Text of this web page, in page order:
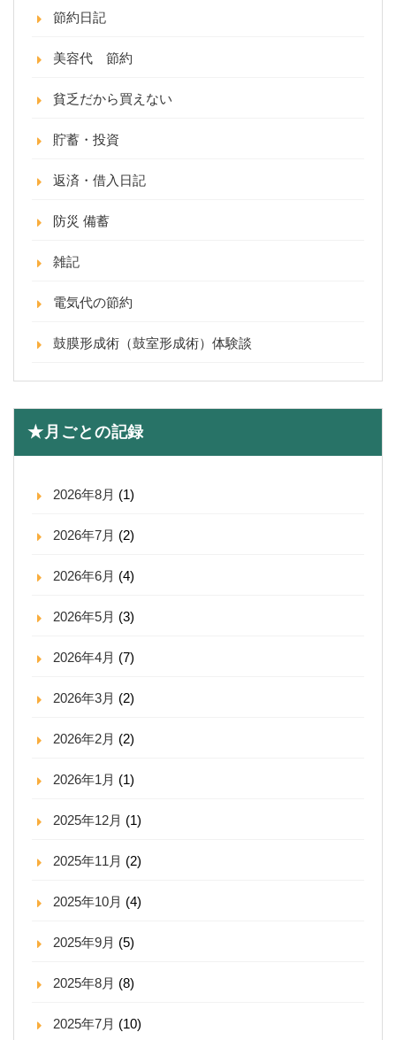
節約日記
美容代 節約
貧乏だから買えない
貯蓄・投資
返済・借入日記
防災 備蓄
雑記
電気代の節約
鼓膜形成術（鼓室形成術）体験談
★月ごとの記録
2026年8月 (1)
2026年7月 (2)
2026年6月 (4)
2026年5月 (3)
2026年4月 (7)
2026年3月 (2)
2026年2月 (2)
2026年1月 (1)
2025年12月 (1)
2025年11月 (2)
2025年10月 (4)
2025年9月 (5)
2025年8月 (8)
2025年7月 (10)